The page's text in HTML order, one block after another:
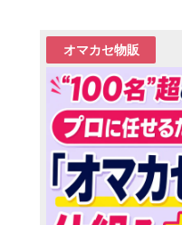
オマカセ物販